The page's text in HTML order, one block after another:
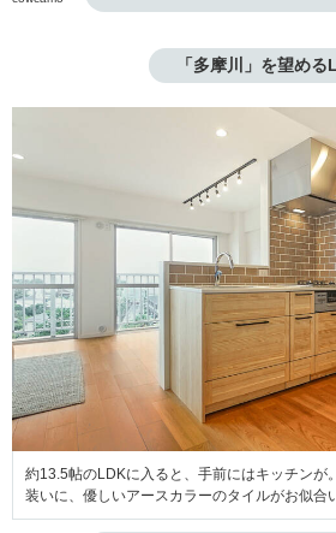
「多摩川」を望める
約13.5帖のLDKに入ると、手前にはキッチンが
装いに、優しいアースカラーのタイルがお似合